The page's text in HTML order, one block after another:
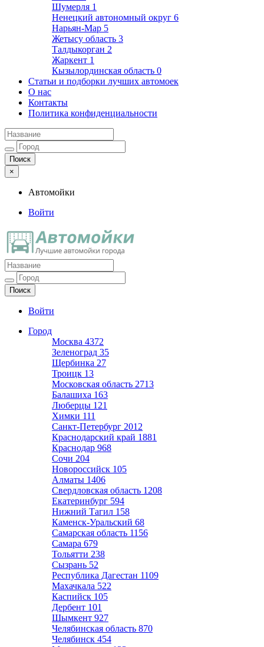
Шумерля 1
Ненецкий автономный округ 6
Нарьян-Мар 5
Жетысу область 3
Талдыкорган 2
Жаркент 1
Кызылординская область 0
Статьи и подборки лучших автомоек
О нас
Контакты
Политика конфиденциальности
×
Автомойки
Войти
Автомойки
Ещё один сайт на WordPress
Войти
Город
Москва 4372
Зеленоград 35
Щербинка 27
Троицк 13
Московская область 2713
Балашиха 163
Люберцы 121
Химки 111
Санкт-Петербург 2012
Краснодарский край 1881
Краснодар 968
Сочи 204
Новороссийск 105
Алматы 1406
Свердловская область 1208
Екатеринбург 594
Нижний Тагил 158
Каменск-Уральский 68
Самарская область 1156
Самара 679
Тольятти 238
Сызрань 52
Республика Дагестан 1109
Махачкала 522
Каспийск 105
Дербент 101
Шымкент 927
Челябинская область 870
Челябинск 454